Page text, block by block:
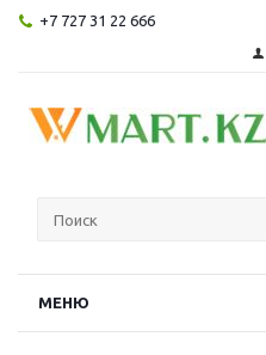
+7 727 31 22 666
МЕНЮ